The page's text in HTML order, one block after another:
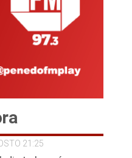
21:25